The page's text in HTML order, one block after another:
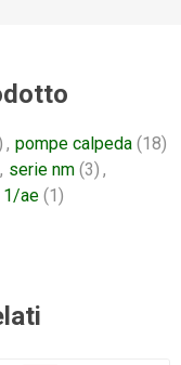
, pompe calpeda (18)
, serie nm (3) ,
1/ae (1)